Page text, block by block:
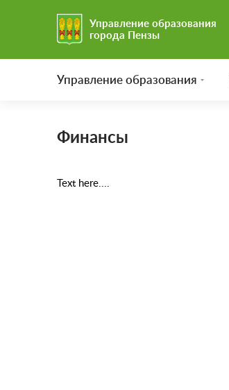
Управление образования
города Пензы
Управление образования
Финансы
Text here....